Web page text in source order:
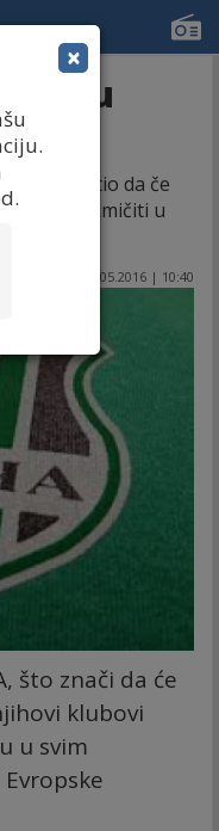
u
saopštio da če
i dalje takmičiti u
05.05.2016 | 10:40
što znači da će
klubovi
u svim
×